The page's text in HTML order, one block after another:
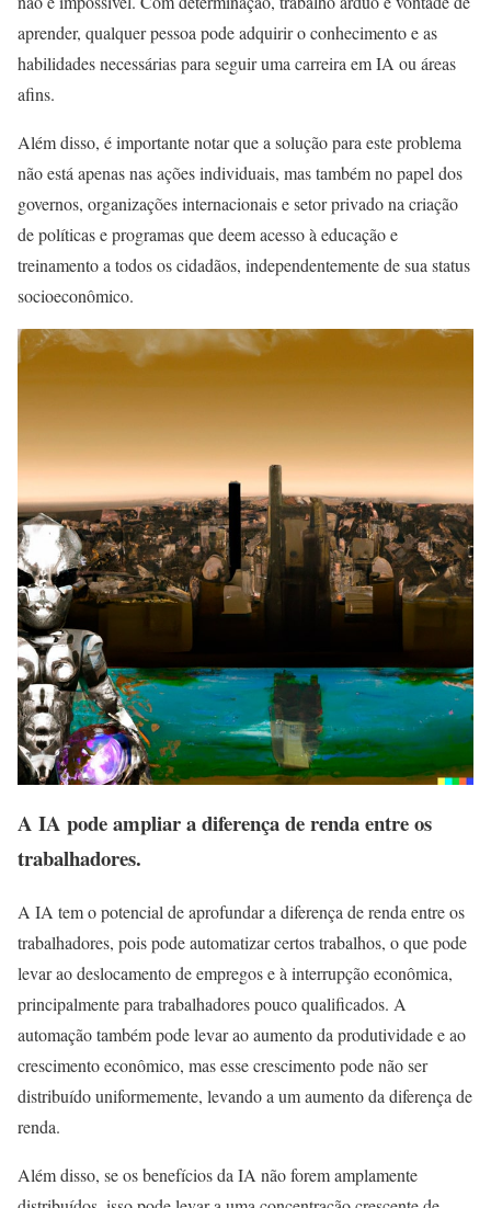
aprender, qualquer pessoa pode adquirir o conhecimento e as
habilidades necessárias para seguir uma carreira em IA ou áreas
afins.
Além disso, é importante notar que a solução para este problema
não está apenas nas ações individuais, mas também no papel dos
governos, organizações internacionais e setor privado na criação
de políticas e programas que deem acesso à educação e
treinamento a todos os cidadãos, independentemente de sua status
socioeconômico.
A IA pode ampliar a diferença de renda entre os
trabalhadores.
A IA tem o potencial de aprofundar a diferença de renda entre os
trabalhadores, pois pode automatizar certos trabalhos, o que pode
levar ao deslocamento de empregos e à interrupção econômica,
principalmente para trabalhadores pouco qualificados. A
automação também pode levar ao aumento da produtividade e ao
crescimento econômico, mas esse crescimento pode não ser
distribuído uniformemente, levando a um aumento da diferença de
renda.
Além disso, se os benefícios da IA não forem amplamente